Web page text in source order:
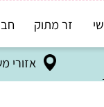
אזורי משלוח
זר מתוק חבילות